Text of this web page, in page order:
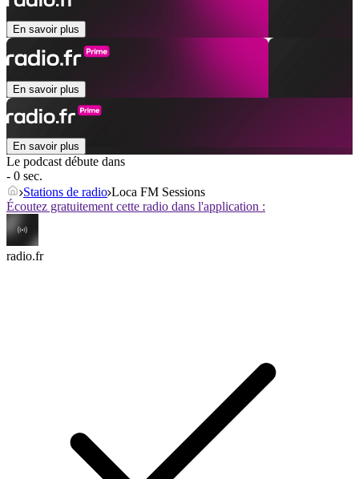
En savoir plus
En savoir plus
En savoir plus
Le podcast débute dans
- 0 sec.
Stations de radio Loca FM Sessions
Écoutez gratuitement cette radio dans l'application :
radio.fr